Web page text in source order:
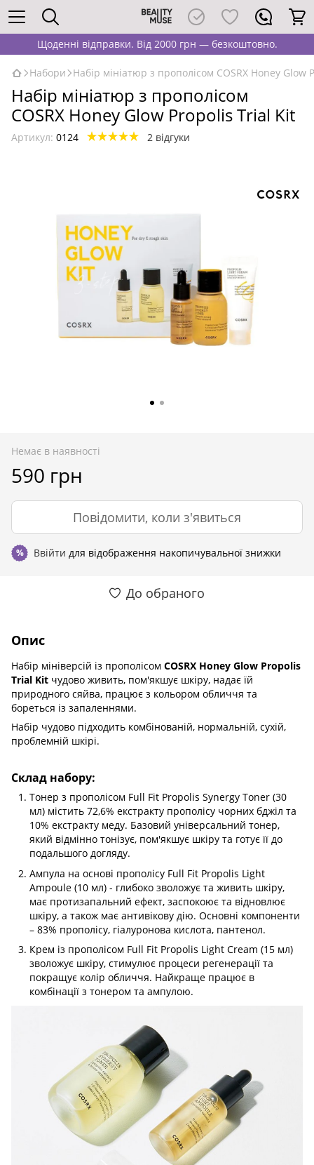
Щоденні відправки. Від 2000 грн — безкоштовно.
Набори Набір мініатюр з прополісом COSRX Honey
Набір мініатюр з прополісом
COSRX Honey Glow Propolis Trial Kit
Артикул: 0124 2 відгуки
Немає в наявності
590 грн
Повідомити, коли з'явиться
% Ввійти для відображення накопичувальної знижки
До обраного
Опис
Набір мініверсій із прополісом COSRX Honey Glow Propolis
Trial Kit чудово живить, пом'якшує шкіру, надає їй
природного сяйва, працює з кольором обличчя та
бореться із запаленнями.
Набір чудово підходить комбінованій, нормальній, сухій,
проблемній шкірі.
Склад набору:
Тонер з прополісом Full Fit Propolis Synergy Toner (30
мл) містить 72,6% екстракту прополісу чорних бджіл та
10% екстракту меду. Базовий універсальний тонер,
який відмінно тонізує, пом'якшує шкіру та готує її до
подальшого догляду.
Ампула на основі прополісу Full Fit Propolis Light
Ampoule (10 мл) - глибоко зволожує та живить шкіру,
має протизапальний ефект, заспокоює та відновлює
шкіру, а також має антивікову дію. Основні компоненти
– 83% прополісу, гіалуронова кислота, пантенол.
Крем із прополісом Full Fit Propolis Light Cream (15 мл)
зволожує шкіру, стимулює процеси регенерації та
покращує колір обличчя. Найкраще працює в
комбінації з тонером та ампулою.